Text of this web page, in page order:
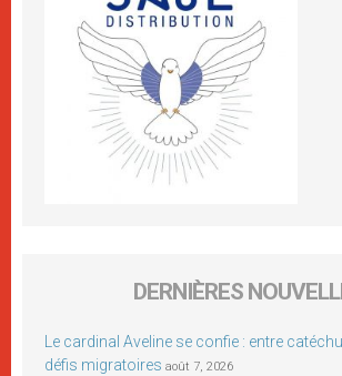
DERNIÈRES
Le cardinal Aveline se confie : entre
défis migratoires août 7, 2026